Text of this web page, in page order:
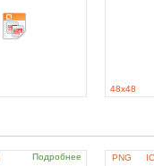
48x48
Подробнее PNG